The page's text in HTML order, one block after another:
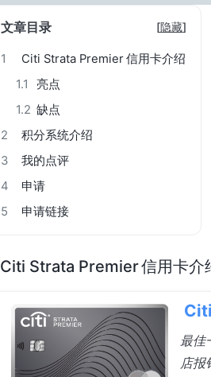
文章目录 [隐藏]
1
Citi Strata Premier 信用卡介绍
1.1
亮点
1.2 缺点
2
积分系统介绍
3
我的点评
4
申请
5
申请链接
Citi Strata Premier 信用卡介
最佳
店报